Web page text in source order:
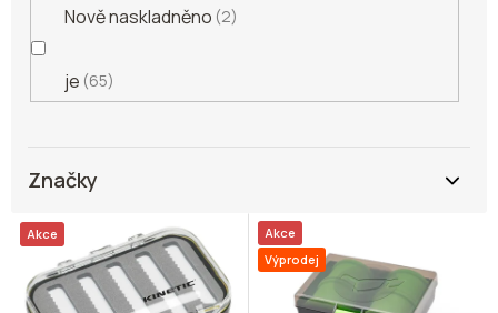
Nově naskladněno 2
je 65
Značky
V
ý Akce
Akce
Výprodej